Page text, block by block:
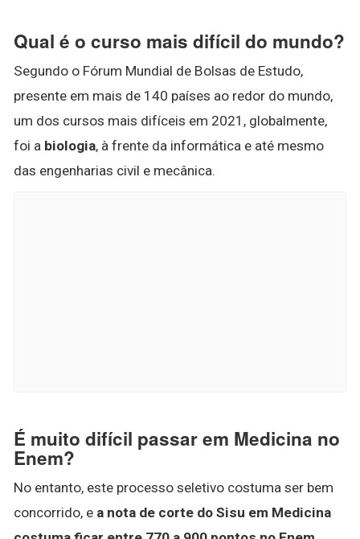
Qual é o curso mais difícil do mundo?
Segundo o Fórum Mundial de Bolsas de Estudo,
presente em mais de 140 países ao redor do mundo,
um dos cursos mais difíceis em 2021, globalmente,
foi a biologia, à frente da informática e até mesmo
das engenharias civil e mecânica.
É muito difícil passar em Medicina no
Enem?
No entanto, este processo seletivo costuma ser bem
concorrido, e a nota de corte do Sisu em Medicina